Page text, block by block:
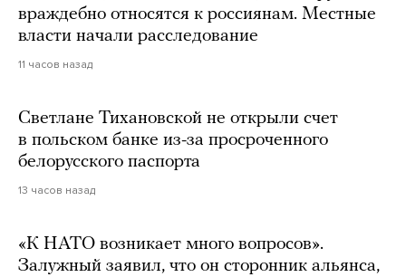
враждебно относятся к россиянам. Местные
власти начали расследование
11 часов назад
Светлане Тихановской не открыли счет
в польском банке из-за просроченного
белорусского паспорта
13 часов назад
«К НАТО возникает много вопросов».
Залужный заявил, что он сторонник альянса,